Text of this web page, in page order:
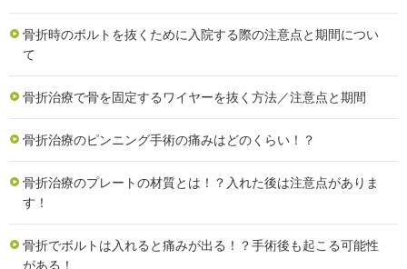
骨折時のボルトを抜くために入院する際の注意点と期間につい
て
骨折治療で骨を固定するワイヤーを抜く方法／注意点と期間
骨折治療のピンニング手術の痛みはどのくらい！？
骨折治療のプレートの材質とは！？入れた後は注意点がありま
す！
骨折でボルトは入れると痛みが出る！？手術後も起こる可能性
がある！